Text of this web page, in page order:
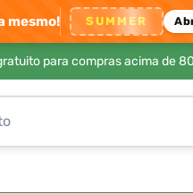
mesmo! SUMMER
para compras acima de